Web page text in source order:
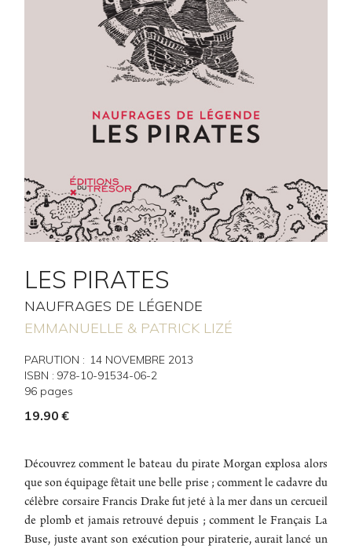
LES PIRATES
NAUFRAGES DE LÉGENDE
EMMANUELLE & PATRICK LIZÉ
PARUTION : 14 NOVEMBRE 2013
ISBN : 978-10-91534-06-2
96 pages
19.90 €
Découvrez comment le bateau du pirate Morgan explosa alors
que son équipage fêtait une belle prise ; comment le cadavre du
célèbre corsaire Francis Drake fut jeté à la mer dans un cercueil
de plomb et jamais retrouvé depuis ; comment le Français La
Buse, juste avant son exécution pour piraterie, aurait lancé un